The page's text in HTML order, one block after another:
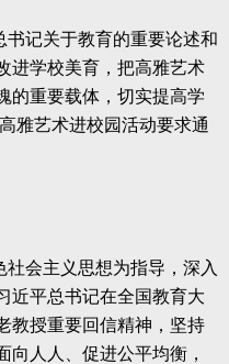
记关于教育的重要论述和
进学校美育，把高雅艺术
的重要载体，切实提高学
雅艺术进校园活动要求通
会主义思想为指导，深入
近平总书记在全国教育大
教授重要回信精神，坚持
向人人、促进公平均衡，